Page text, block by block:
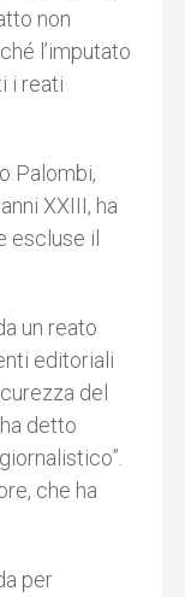
non
l’imputato
i reati
Palombi,
XXIII, ha
escluse il
un reato
editoriali
del
detto
che ha
per